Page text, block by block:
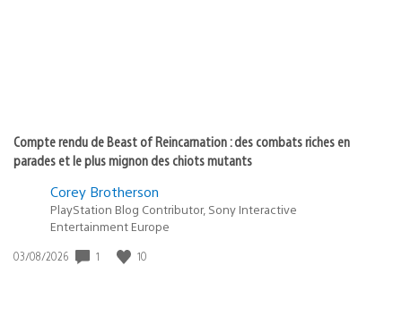
Compte rendu de Beast of Reincarnation : des combats riches en
parades et le plus mignon des chiots mutants
Corey Brotherson
PlayStation Blog Contributor, Sony Interactive
Entertainment Europe
Date
03/08/2026 1 10